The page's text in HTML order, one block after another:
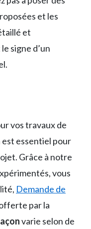
et les
et
signe d’un
vos travaux de
essentiel pour
Grâce à notre
vous
Demande de
par la
varie selon de